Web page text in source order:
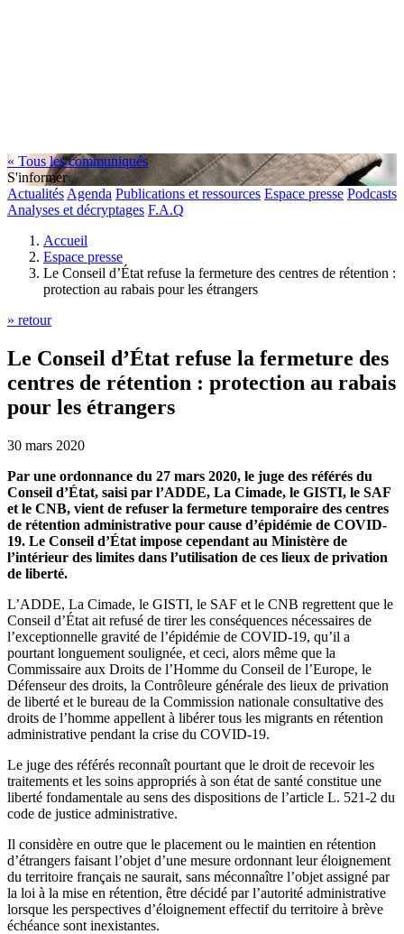
« Tous les communiqués
S'informer
Actualités Agenda Publications et ressources Espace presse Podcasts
Analyses et décryptages F.A.Q
Accueil
Espace presse
Le Conseil d’État refuse la fermeture des centres de rétention :
protection au rabais pour les étrangers
» retour
Le Conseil d’État refuse la fermeture des
centres de rétention : protection au rabais
pour les étrangers
30 mars 2020
Par une ordonnance du 27 mars 2020, le juge des référés du
Conseil d’État, saisi par l’ADDE, La Cimade, le GISTI, le SAF
et le CNB, vient de refuser la fermeture temporaire des centres
de rétention administrative pour cause d’épidémie de COVID-
19. Le Conseil d’État impose cependant au Ministère de
l’intérieur des limites dans l’utilisation de ces lieux de privation
de liberté.
L’ADDE, La Cimade, le GISTI, le SAF et le CNB regrettent que le
Conseil d’État ait refusé de tirer les conséquences nécessaires de
l’exceptionnelle gravité de l’épidémie de COVID-19, qu’il a
pourtant longuement soulignée, et ceci, alors même que la
Commissaire aux Droits de l’Homme du Conseil de l’Europe, le
Défenseur des droits, la Contrôleure générale des lieux de privation
de liberté et le bureau de la Commission nationale consultative des
droits de l’homme appellent à libérer tous les migrants en rétention
administrative pendant la crise du COVID-19.
Le juge des référés reconnaît pourtant que le droit de recevoir les
traitements et les soins appropriés à son état de santé constitue une
liberté fondamentale au sens des dispositions de l’article L. 521-2 du
code de justice administrative.
Il considère en outre que le placement ou le maintien en rétention
d’étrangers faisant l’objet d’une mesure ordonnant leur éloignement
du territoire français ne saurait, sans méconnaître l’objet assigné par
la loi à la mise en rétention, être décidé par l’autorité administrative
lorsque les perspectives d’éloignement effectif du territoire à brève
échéance sont inexistantes.